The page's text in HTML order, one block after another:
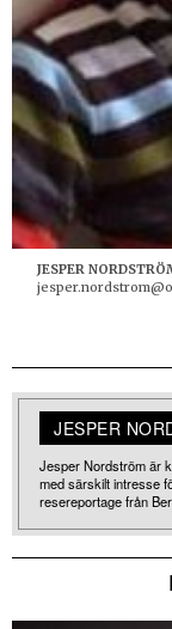
JESPER
JESPER
Jesper Nordström är
med särskilt intresse
resereportage från